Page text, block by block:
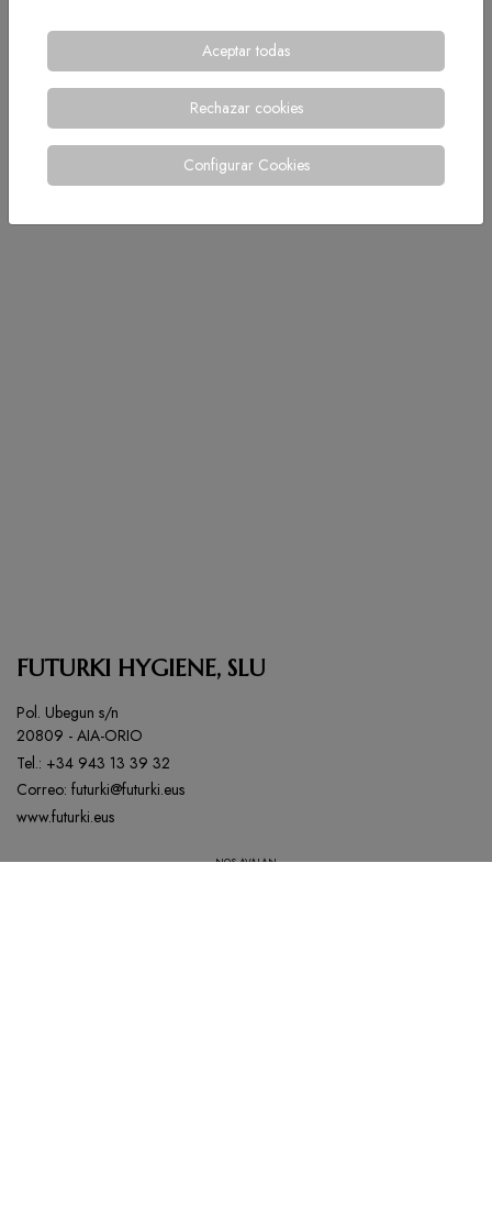
Por su sistema de tejido, ofrece gran resistencia y duración.
Medidas: 40x40 cm.
Presentación: Paquete de 12 unidades.
< VOLVER
FUTURKI HYGIENE, SLU
Pol. Ubegun s/n
20809 - AIA-ORIO
Tel.: +34 943 13 39 32
Correo: futurki@futurki.eus
www.futurki.eus
NOS AVALAN
Aceptar todas
Rechazar cookies
Configurar Cookies